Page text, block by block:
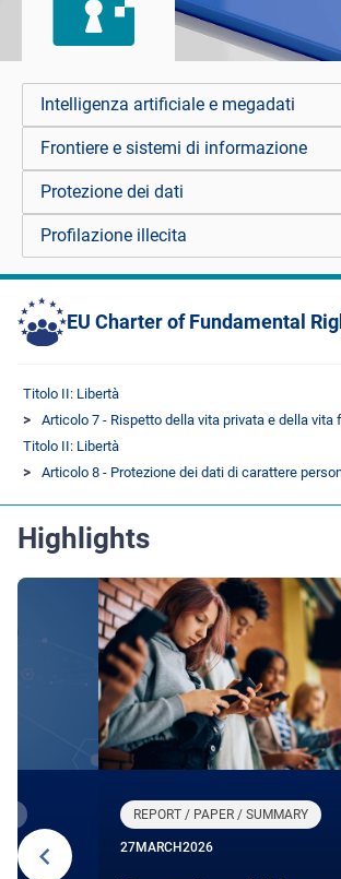
Intelligenza artificiale e megadati
Frontiere e sistemi di informazione
Protezione dei dati
Profilazione illecita
EU Charter of Fundamental
Titolo II: Libertà
Articolo 7 - Rispetto della vita privata e della vita
Titolo II: Libertà
Articolo 8 - Protezione dei dati di carattere
Highlights
REPORT / PAPER / SUMMARY
27MARCH2026